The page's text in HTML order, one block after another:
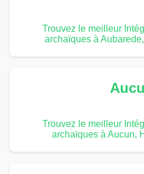
Trouvez le meilleur
archaïques à
Trouvez le meilleur
archaïques à Aucun,